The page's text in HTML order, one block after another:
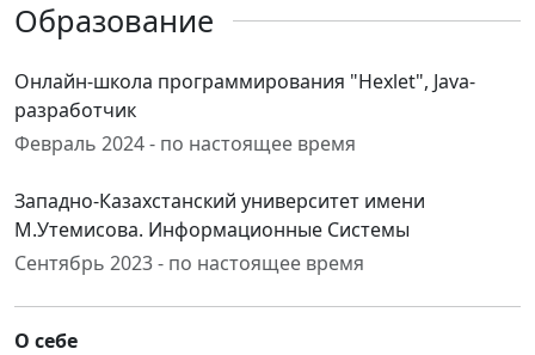
Образование
Онлайн-школа программирования "Hexlet", Java-
разработчик
Февраль 2024 - по настоящее время
Западно-Казахстанский университет имени
М.Утемисова. Информационные Системы
Сентябрь 2023 - по настоящее время
О себе